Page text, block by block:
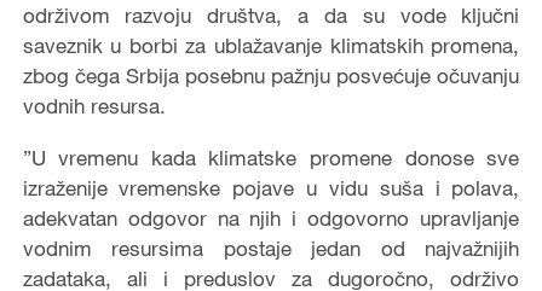
održivom razvoju društva, a da su vode ključni
saveznik u borbi za ublažavanje klimatskih promena,
zbog čega Srbija posebnu pažnju posvećuje očuvanju
vodnih resursa.
”U vremenu kada klimatske promene donose sve
izraženije vremenske pojave u vidu suša i polava,
adekvatan odgovor na njih i odgovorno upravljanje
vodnim resursima postaje jedan od najvažnijih
zadataka, ali i preduslov za dugoročno, održivo